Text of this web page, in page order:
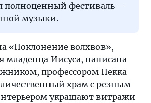
полноценный фестиваль —
музыки.
«Поклонение волхвов»,
Иисуса, написана
профессором Пекка
храм с резным
украшают витражи